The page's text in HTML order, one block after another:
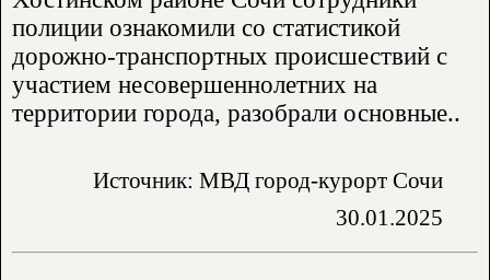
полиции ознакомили со статистикой
дорожно-транспортных происшествий с
участием несовершеннолетних на
территории города, разобрали основные..
Источник: МВД город-курорт Сочи
30.01.2025